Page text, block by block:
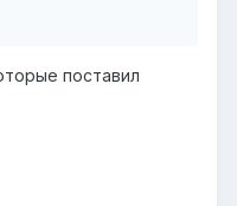
поставил